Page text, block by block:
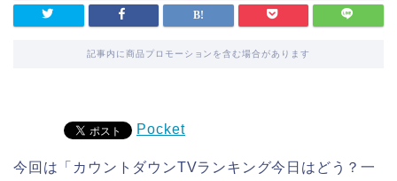
記事内に商品プロモーションを含む場合があります
Pocket
今回は「カウントダウンTVランキング今日はどう？一